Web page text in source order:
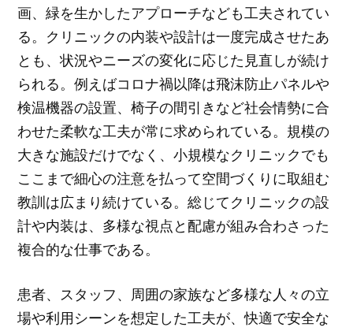
画、緑を生かしたアプローチなども工夫されてい
る。クリニックの内装や設計は一度完成させたあ
とも、状況やニーズの変化に応じた見直しが続け
られる。例えばコロナ禍以降は飛沫防止パネルや
検温機器の設置、椅子の間引きなど社会情勢に合
わせた柔軟な工夫が常に求められている。規模の
大きな施設だけでなく、小規模なクリニックでも
ここまで細心の注意を払って空間づくりに取組む
教訓は広まり続けている。総じてクリニックの設
計や内装は、多様な視点と配慮が組み合わさった
複合的な仕事である。
患者、スタッフ、周囲の家族など多様な人々の立
場や利用シーンを想定した工夫が、快適で安全な